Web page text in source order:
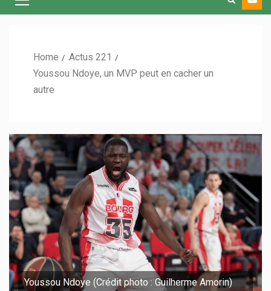
Home
Actus 221
Youssou Ndoye, un MVP peut en cacher un
autre
Youssou Ndoye (Crédit photo : Guilherme Amorin)